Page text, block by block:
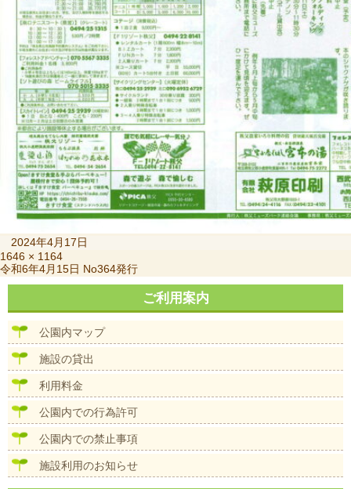
稿
日:
2024年4月17日
フ
ル
サ
ズ
1646 × 1164
投
稿
ビ
令和6年4月15日 No364発行
ご利用案内
公園内マップ
施設の貸出
利用料金
公園内での行為許可
公園内での禁止事項
施設利用のお知らせ